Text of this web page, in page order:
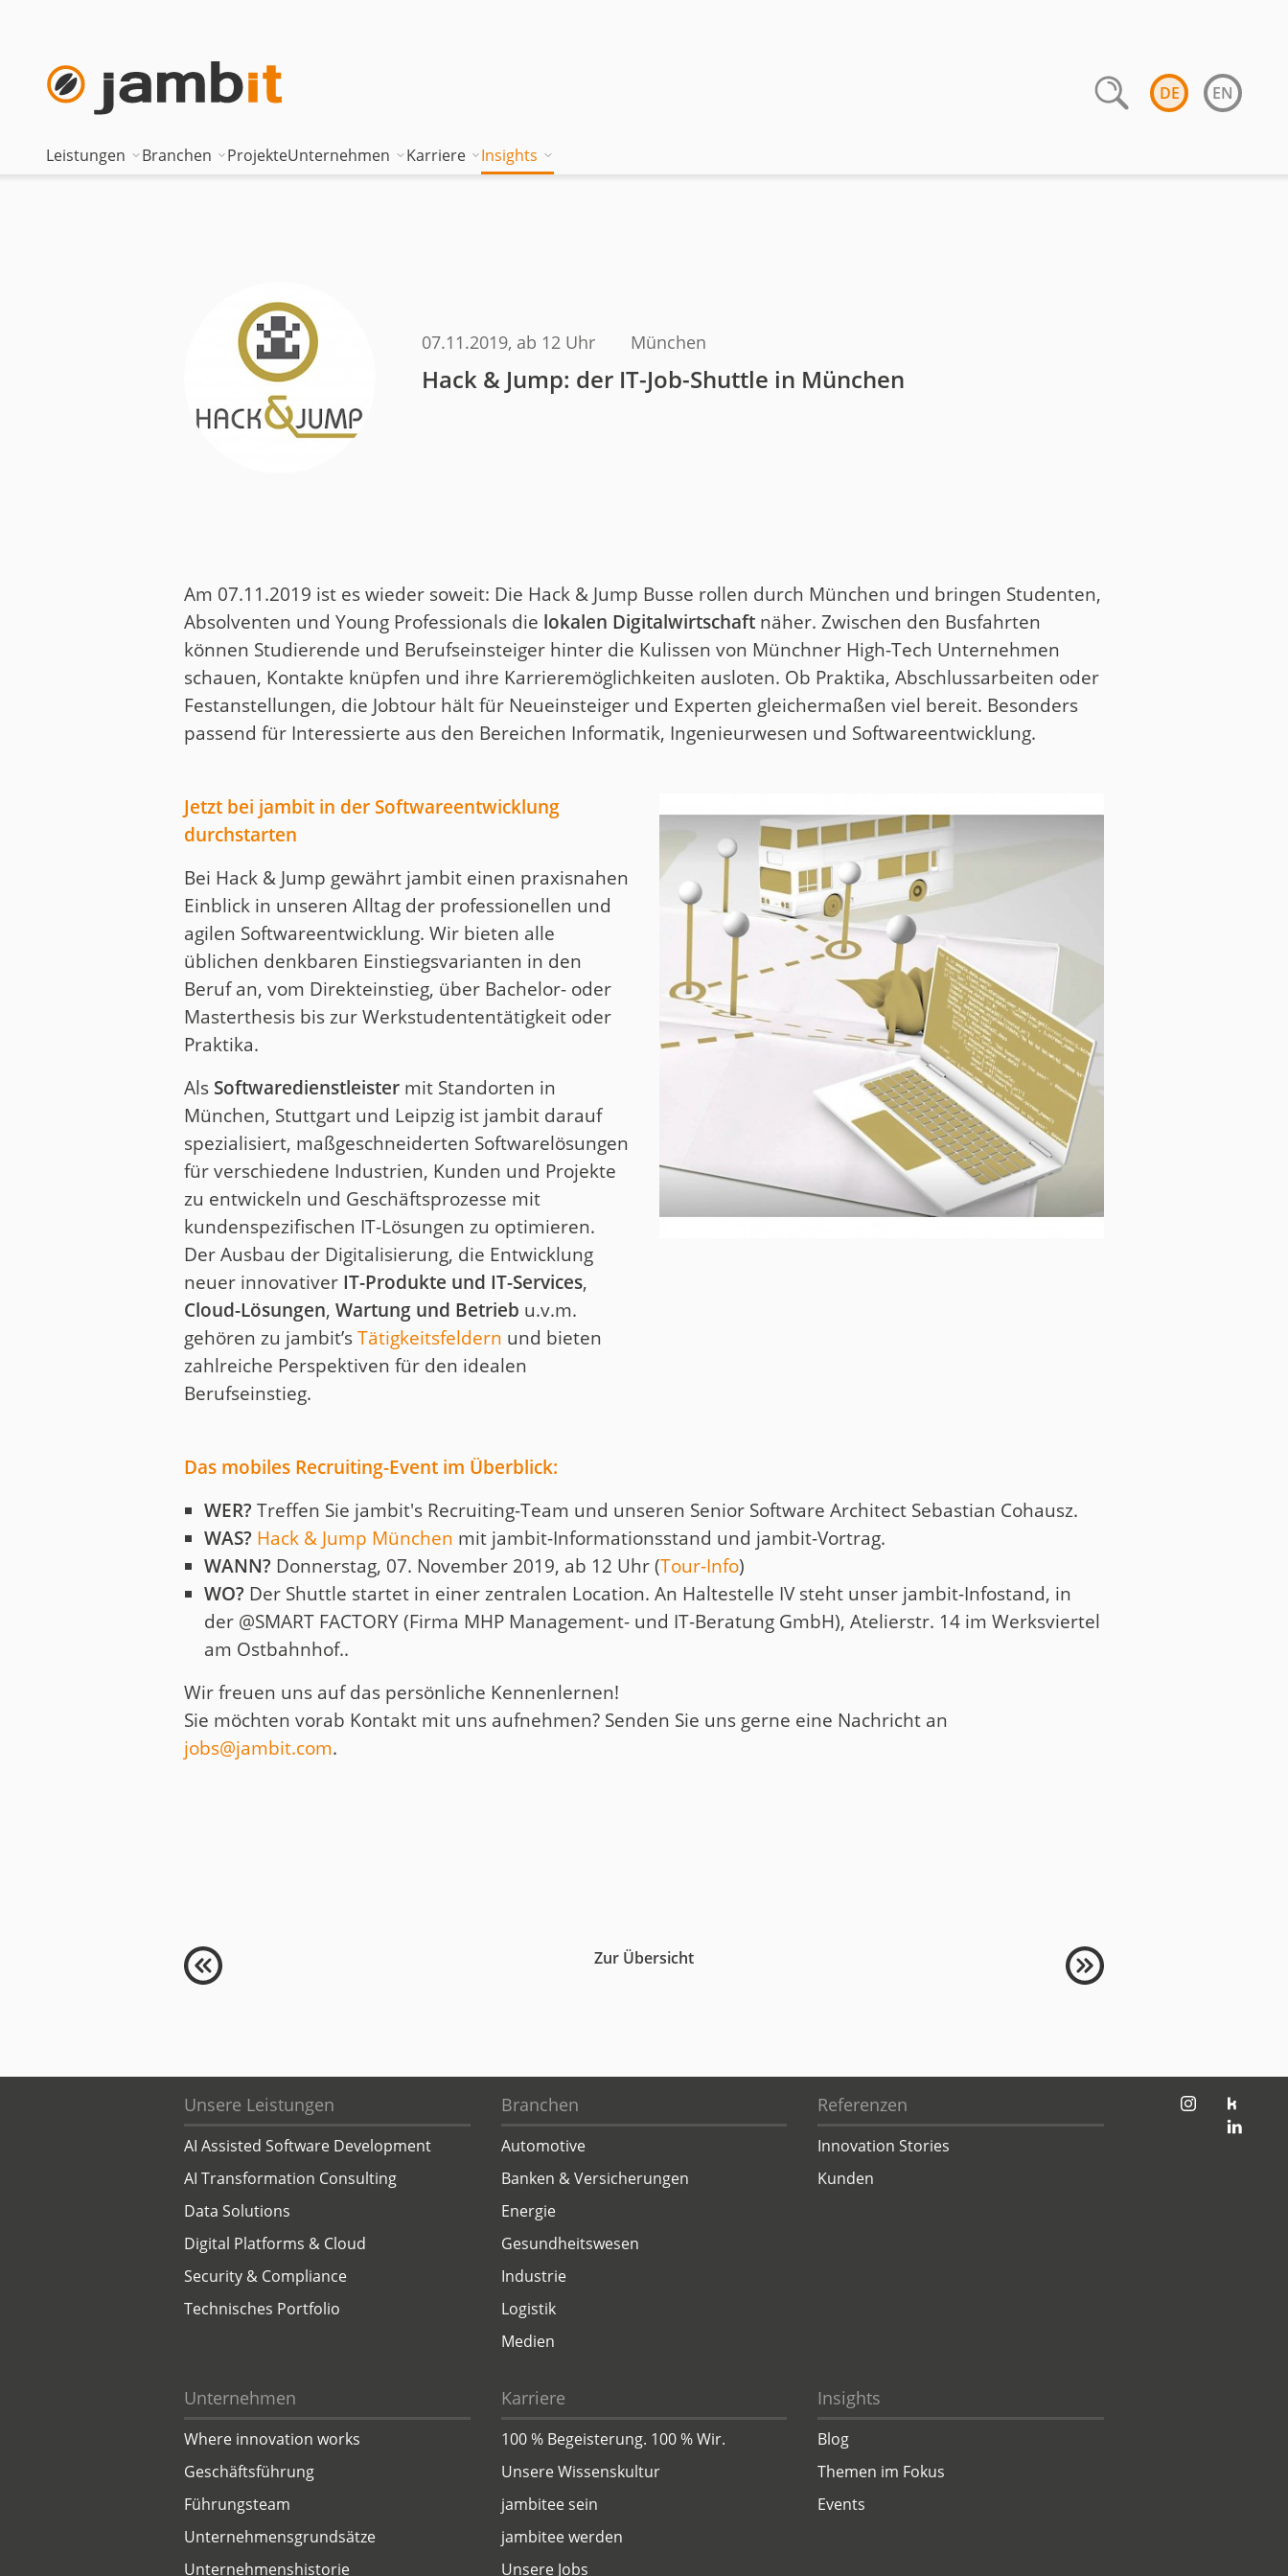
DE EN
Leistungen
AI Transformation Consulting
AI Assisted Development
Security & Compliance
Technisches Portfolio
Branchen
Automotive
Gesundheitswesen
Logistik
ProjekteUnternehmen
Where innovation works
Standorte
Nearshoring Armenien
Unternehmensgrundsätze
Karriere
Unsere Wissenskultur
Insights
Blog
07.11.2019, ab 12 Uhr München
Hack & Jump: der IT-Job-Shuttle in München
Am 07.11.2019 ist es wieder soweit: Die Hack & Jump Busse rollen durch München und bringen Studenten,
Absolventen und Young Professionals die lokalen Digitalwirtschaft näher. Zwischen den Busfahrten
können Studierende und Berufseinsteiger hinter die Kulissen von Münchner High-Tech Unternehmen
schauen, Kontakte knüpfen und ihre Karrieremöglichkeiten ausloten. Ob Praktika, Abschlussarbeiten oder
Festanstellungen, die Jobtour hält für Neueinsteiger und Experten gleichermaßen viel bereit. Besonders
passend für Interessierte aus den Bereichen Informatik, Ingenieurwesen und Softwareentwicklung.
Jetzt bei jambit in der Softwareentwicklung
durchstarten
Bei Hack & Jump gewährt jambit einen praxisnahen
Einblick in unseren Alltag der professionellen und
agilen Softwareentwicklung. Wir bieten alle
üblichen denkbaren Einstiegsvarianten in den
Beruf an, vom Direkteinstieg, über Bachelor- oder
Masterthesis bis zur Werkstudententätigkeit oder
Praktika.
Als Softwaredienstleister mit Standorten in
München, Stuttgart und Leipzig ist jambit darauf
spezialisiert, maßgeschneiderten Softwarelösungen
für verschiedene Industrien, Kunden und Projekte
zu entwickeln und Geschäftsprozesse mit
kundenspezifischen IT-Lösungen zu optimieren.
Der Ausbau der Digitalisierung, die Entwicklung
neuer innovativer IT-Produkte und IT-Services,
Cloud-Lösungen, Wartung und Betrieb u.v.m.
gehören zu jambit’sTätigkeitsfeldern und bieten
zahlreiche Perspektiven für den idealen
Berufseinstieg.
Das mobiles Recruiting-Event im Überblick:
WER? Treffen Sie jambit's Recruiting-Team und unseren Senior Software Architect Sebastian Cohausz.
WAS? Hack & Jump München mit jambit-Informationsstand und jambit-Vortrag.
WANN? Donnerstag, 07. November 2019, ab 12 Uhr (Tour-Info)
WO? Der Shuttle startet in einer zentralen Location. An Haltestelle IV steht unser jambit-Infostand, in
der @SMART FACTORY (Firma MHP Management- und IT-Beratung GmbH), Atelierstr. 14 im Werksviertel
am Ostbahnhof..
Wir freuen uns auf das persönliche Kennenlernen!
Sie möchten vorab Kontakt mit uns aufnehmen? Senden Sie uns gerne eine Nachricht an
jobs@jambit.com.
Zur Übersicht
Unsere Leistungen
AI Assisted Software Development
AI Transformation Consulting
Data Solutions
Digital Platforms & Cloud
Security & Compliance
Technisches Portfolio
Branchen
Automotive
Banken & Versicherungen
Energie
Gesundheitswesen
Industrie
Logistik
Medien
Referenzen
Innovation Stories
Kunden
Unternehmen
Where innovation works
Geschäftsführung
Führungsteam
Unternehmensgrundsätze
Unternehmenshistorie
Karriere
100 % Begeisterung. 100 % Wir.
Unsere Wissenskultur
jambitee sein
jambitee werden
Unsere Jobs
Insights
Blog
Themen im Fokus
Events
jambit auf instagramjambit auf kununu
jambit auf linkedin